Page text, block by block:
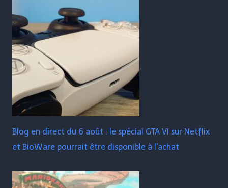
Blog en direct du 6 août : le spécial GTA VI sur Netflix
et BioWare pourrait être disponible à l'achat